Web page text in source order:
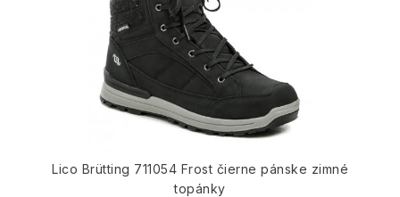
Lico Brütting 711054 Frost čierne pánske zimné
topánky